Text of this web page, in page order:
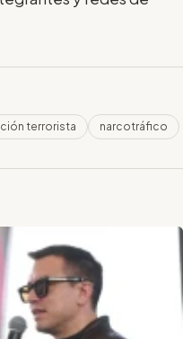
terrorista narcotráfico